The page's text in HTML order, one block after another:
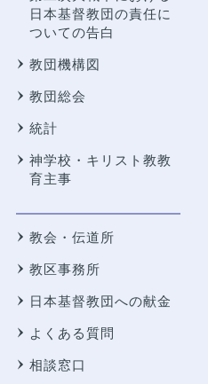
日本基督教団の責任に
ついての告白
教団機構図
教団総会
統計
神学校・キリスト教教
育主事
教会・伝道所
教区事務所
日本基督教団への献金
よくある質問
相談窓口